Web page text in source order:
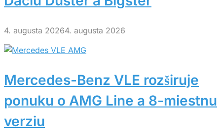
4. augusta 20264. augusta 2026
Mercedes-Benz VLE rozširuje
ponuku o AMG Line a 8-miestnu
verziu